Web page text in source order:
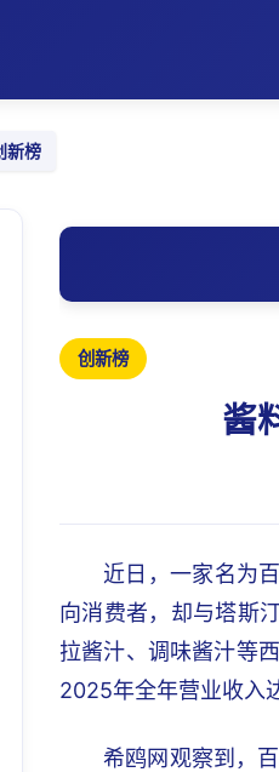
新榜
创新榜
酱
近日，一家名为
向消费者，却与塔斯
拉酱汁、调味酱汁等
2025年全年营业收入
希鸥网观察到，